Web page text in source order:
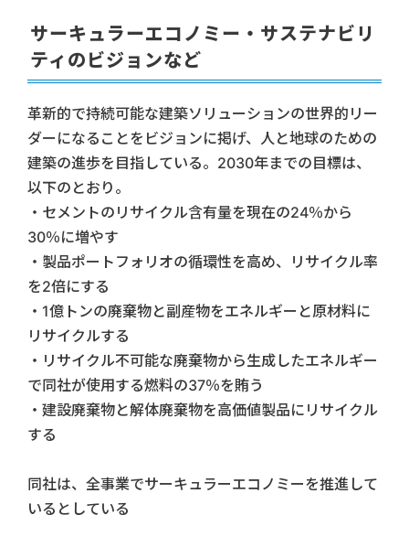
サーキュラーエコノミー・サステナビリ
ティのビジョンなど
革新的で持続可能な建築ソリューションの世界的リー
ダーになることをビジョンに掲げ、人と地球のための
建築の進歩を目指している。2030年までの目標は、
以下のとおり。
・セメントのリサイクル含有量を現在の24％から
30％に増やす
・製品ポートフォリオの循環性を高め、リサイクル率
を2倍にする
・1億トンの廃棄物と副産物をエネルギーと原材料に
リサイクルする
・リサイクル不可能な廃棄物から生成したエネルギー
で同社が使用する燃料の37％を賄う
・建設廃棄物と解体廃棄物を高価値製品にリサイクル
する
同社は、全事業でサーキュラーエコノミーを推進して
いるとしている